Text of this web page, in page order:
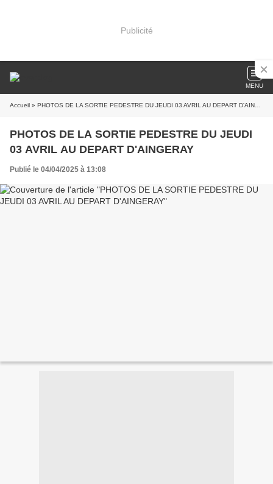
Publicité
MENU
Accueil » PHOTOS DE LA SORTIE PEDESTRE DU JEUDI 03 AVRIL AU DEPART D'AINGERAY
PHOTOS DE LA SORTIE PEDESTRE DU JEUDI
03 AVRIL AU DEPART D'AINGERAY
Publié le 04/04/2025 à 13:08